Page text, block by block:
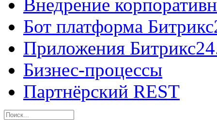
Внедрение
Бот платформа
Приложения
Бизнес-процессы
Партнёрский REST